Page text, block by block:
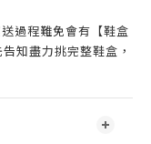
過程難免會有【鞋盒
知盡力挑完整鞋盒，